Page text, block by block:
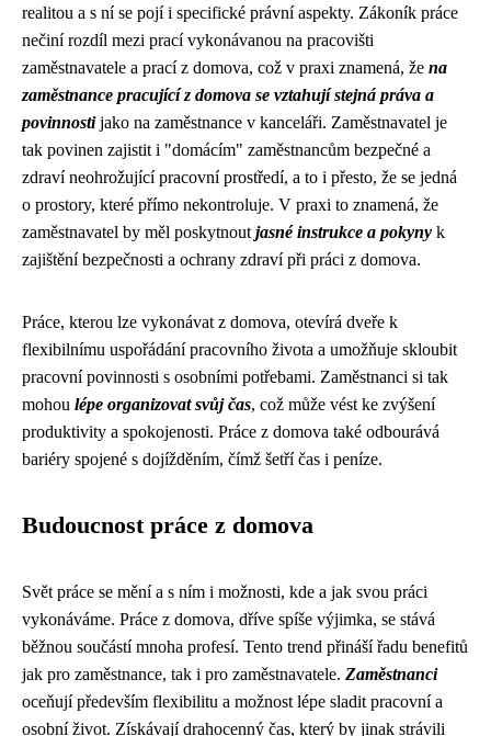
realitou a s ní se pojí i specifické právní aspekty. Zákoník práce
nečiní rozdíl mezi prací vykonávanou na pracovišti
zaměstnavatele a prací z domova, což v praxi znamená, že na
zaměstnance pracující z domova se vztahují stejná práva a
povinnostijako na zaměstnance v kanceláři. Zaměstnavatel je
tak povinen zajistit i "domácím" zaměstnancům bezpečné a
zdraví neohrožující pracovní prostředí, a to i přesto, že se jedná
o prostory, které přímo nekontroluje. V praxi to znamená, že
zaměstnavatel by měl poskytnout jasné instrukce a pokyny k
zajištění bezpečnosti a ochrany zdraví při práci z domova.
Práce, kterou lze vykonávat z domova, otevírá dveře k
flexibilnímu uspořádání pracovního života a umožňuje skloubit
pracovní povinnosti s osobními potřebami. Zaměstnanci si tak
mohou lépe organizovat svůj čas, což může vést ke zvýšení
produktivity a spokojenosti. Práce z domova také odbourává
bariéry spojené s dojížděním, čímž šetří čas i peníze.
Budoucnost práce z domova
Svět práce se mění a s ním i možnosti, kde a jak svou práci
vykonáváme. Práce z domova, dříve spíše výjimka, se stává
běžnou součástí mnoha profesí. Tento trend přináší řadu benefitů
jak pro zaměstnance, tak i pro zaměstnavatele. Zaměstnanci
oceňují především flexibilitu a možnost lépe sladit pracovní a
osobní život. Získávají drahocenný čas, který by jinak strávili